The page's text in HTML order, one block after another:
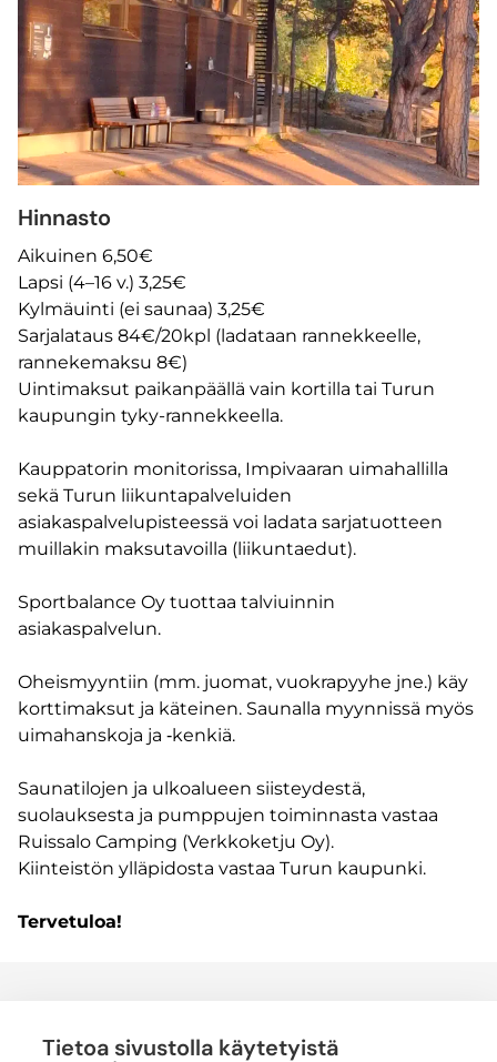
Tietoa sivustolla käytetyistä
Hinnasto
Aikuinen 6,50€
Lapsi (4–16 v.) 3,25€
Kylmäuinti (ei saunaa) 3,25€
Sarjalataus 84€/20kpl (ladataan rannekkeelle,
rannekemaksu 8€)
Uintimaksut paikanpäällä vain kortilla tai Turun
kaupungin tyky-rannekkeella.
Kauppatorin monitorissa, Impivaaran uimahallilla
sekä Turun liikuntapalveluiden
asiakaspalvelupisteessä voi ladata sarjatuotteen
muillakin maksutavoilla (liikuntaedut).
Sportbalance Oy tuottaa talviuinnin
asiakaspalvelun.
Oheismyyntiin (mm. juomat, vuokrapyyhe jne.) käy
korttimaksut ja käteinen. Saunalla myynnissä myös
uimahanskoja ja ‑kenkiä.
Saunatilojen ja ulkoalueen siisteydestä,
suolauksesta ja pumppujen toiminnasta vastaa
Ruissalo Camping (Verkkoketju Oy).
Kiinteistön ylläpidosta vastaa Turun kaupunki.
Tervetuloa!